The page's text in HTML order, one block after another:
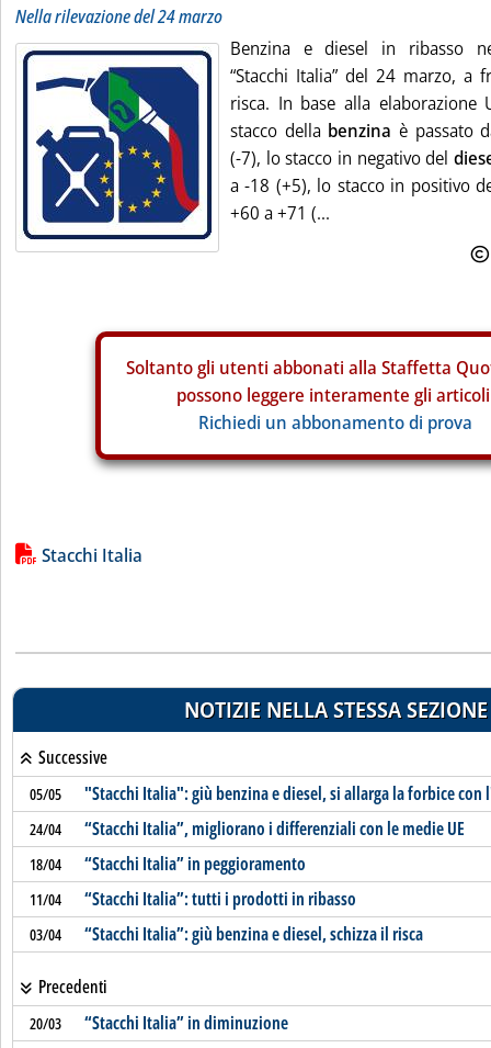
Nella rilevazione del 24 marzo
Benzina e diesel in ribasso
“Stacchi Italia” del 24 marzo, a
risca. In base alla
stacco della benzinaè passato
(-7), lo stacco in negativo del
a -18 (+5), lo stacco in positivo
+60 a +71 (...
Soltanto gli utenti abbonati alla Staffetta
possono leggere interamente gli
Richiedi un abbonamento di prova
Lista allegati PDF alla notizia
Stacchi Italia
NOTIZIE NELLA STESSA SEZIONE
Successive
05/05 "Stacchi Italia": giù benzina e diesel, si allarga la forbice con
24/04 “Stacchi Italia”, migliorano i differenziali con le medie UE
18/04 “Stacchi Italia” in peggioramento
11/04 “Stacchi Italia”: tutti i prodotti in ribasso
03/04 “Stacchi Italia”: giù benzina e diesel, schizza il risca
Precedenti
20/03 “Stacchi Italia” in diminuzione